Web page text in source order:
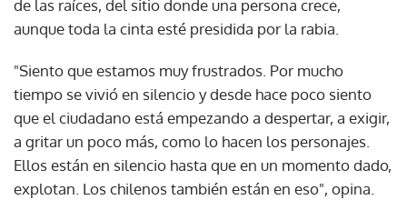
de las raíces, del sitio donde una persona crece,
aunque toda la cinta esté presidida por la rabia.
"Siento que estamos muy frustrados. Por mucho
tiempo se vivió en silencio y desde hace poco siento
que el ciudadano está empezando a despertar, a exigir,
a gritar un poco más, como lo hacen los personajes.
Ellos están en silencio hasta que en un momento dado,
explotan. Los chilenos también están en eso", opina.